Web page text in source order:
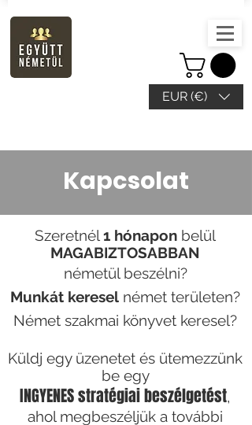
EUR (€)
Kapcsolat
Szeretnél1 hónapon belül
MAGABIZTOSABBAN
németül beszélni?
Munkát keresel német területen?
Német szakmai könyvet keresel?
Küldj egy üzenetet és ütemezzünk
be egy
INGYENES stratégiai beszélgetést,
ahol megbeszéljük a további